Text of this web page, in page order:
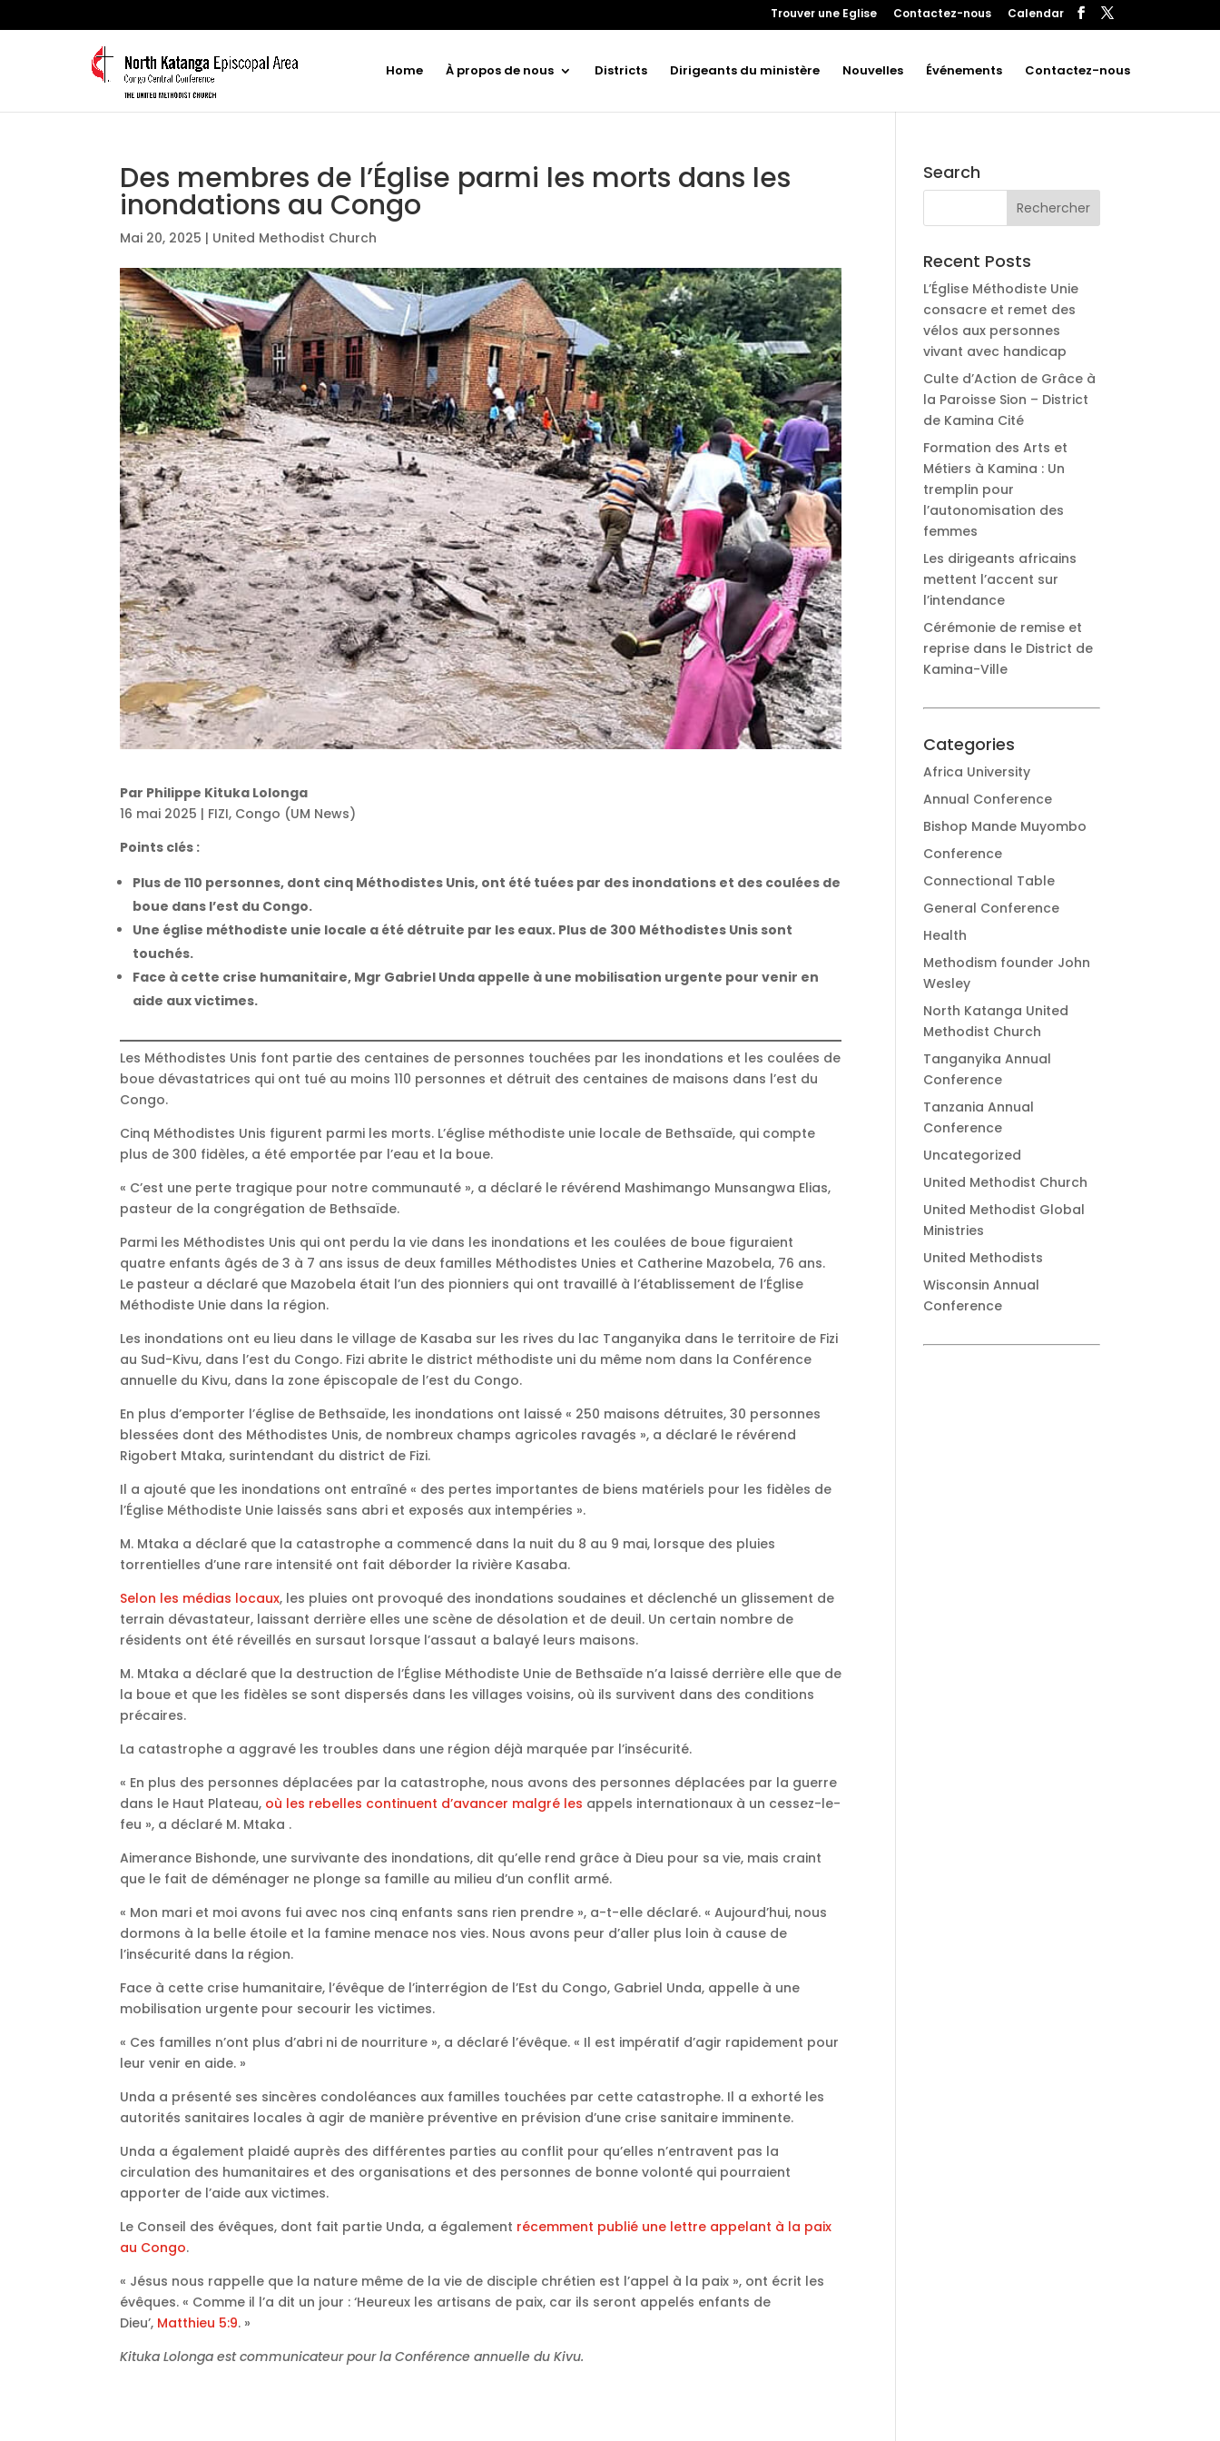
Trouver une Eglise Contactez-nous Calendar
Home À propos de nous Districts Dirigeants du ministère Nouvelles Événements Contactez-nous
Des membres de l’Église parmi les morts dans les
inondations au Congo
Mai 20, 2025 | United Methodist Church
Par Philippe Kituka Lolonga
16 mai 2025 | FIZI, Congo (UM News)
Points clés :
Plus de 110 personnes, dont cinq Méthodistes Unis, ont été tuées par des inondations et des coulées de
boue dans l’est du Congo.
Une église méthodiste unie locale a été détruite par les eaux. Plus de 300 Méthodistes Unis sont
touchés.
Face à cette crise humanitaire, Mgr Gabriel Unda appelle à une mobilisation urgente pour venir en
aide aux victimes.
Les Méthodistes Unis font partie des centaines de personnes touchées par les inondations et les coulées de
boue dévastatrices qui ont tué au moins 110 personnes et détruit des centaines de maisons dans l’est du
Congo.
Cinq Méthodistes Unis figurent parmi les morts. L’église méthodiste unie locale de Bethsaïde, qui compte
plus de 300 fidèles, a été emportée par l’eau et la boue.
« C’est une perte tragique pour notre communauté », a déclaré le révérend Mashimango Munsangwa Elias,
pasteur de la congrégation de Bethsaïde.
Parmi les Méthodistes Unis qui ont perdu la vie dans les inondations et les coulées de boue figuraient
quatre enfants âgés de 3 à 7 ans issus de deux familles Méthodistes Unies et Catherine Mazobela, 76 ans.
Le pasteur a déclaré que Mazobela était l’un des pionniers qui ont travaillé à l’établissement de l’Église
Méthodiste Unie dans la région.
Les inondations ont eu lieu dans le village de Kasaba sur les rives du lac Tanganyika dans le territoire de Fizi
au Sud-Kivu, dans l’est du Congo. Fizi abrite le district méthodiste uni du même nom dans la Conférence
annuelle du Kivu, dans la zone épiscopale de l’est du Congo.
En plus d’emporter l’église de Bethsaïde, les inondations ont laissé « 250 maisons détruites, 30 personnes
blessées dont des Méthodistes Unis, de nombreux champs agricoles ravagés », a déclaré le révérend
Rigobert Mtaka, surintendant du district de Fizi.
Il a ajouté que les inondations ont entraîné « des pertes importantes de biens matériels pour les fidèles de
l’Église Méthodiste Unie laissés sans abri et exposés aux intempéries ».
M. Mtaka a déclaré que la catastrophe a commencé dans la nuit du 8 au 9 mai, lorsque des pluies
torrentielles d’une rare intensité ont fait déborder la rivière Kasaba.
Selon les médias locaux, les pluies ont provoqué des inondations soudaines et déclenché un glissement de
terrain dévastateur, laissant derrière elles une scène de désolation et de deuil. Un certain nombre de
résidents ont été réveillés en sursaut lorsque l’assaut a balayé leurs maisons.
M. Mtaka a déclaré que la destruction de l’Église Méthodiste Unie de Bethsaïde n’a laissé derrière elle que de
la boue et que les fidèles se sont dispersés dans les villages voisins, où ils survivent dans des conditions
précaires.
La catastrophe a aggravé les troubles dans une région déjà marquée par l’insécurité.
« En plus des personnes déplacées par la catastrophe, nous avons des personnes déplacées par la guerre
dans le Haut Plateau, où les rebelles continuent d’avancer malgré les appels internationaux à un cessez-le-
feu », a déclaré M. Mtaka .
Aimerance Bishonde, une survivante des inondations, dit qu’elle rend grâce à Dieu pour sa vie, mais craint
que le fait de déménager ne plonge sa famille au milieu d’un conflit armé.
« Mon mari et moi avons fui avec nos cinq enfants sans rien prendre », a-t-elle déclaré. « Aujourd’hui, nous
dormons à la belle étoile et la famine menace nos vies. Nous avons peur d’aller plus loin à cause de
l’insécurité dans la région.
Face à cette crise humanitaire, l’évêque de l’interrégion de l’Est du Congo, Gabriel Unda, appelle à une
mobilisation urgente pour secourir les victimes.
« Ces familles n’ont plus d’abri ni de nourriture », a déclaré l’évêque. « Il est impératif d’agir rapidement pour
leur venir en aide. »
Unda a présenté ses sincères condoléances aux familles touchées par cette catastrophe. Il a exhorté les
autorités sanitaires locales à agir de manière préventive en prévision d’une crise sanitaire imminente.
Unda a également plaidé auprès des différentes parties au conflit pour qu’elles n’entravent pas la
circulation des humanitaires et des organisations et des personnes de bonne volonté qui pourraient
apporter de l’aide aux victimes.
Le Conseil des évêques, dont fait partie Unda, a également récemment publié une lettre appelant à la paix
au Congo.
« Jésus nous rappelle que la nature même de la vie de disciple chrétien est l’appel à la paix », ont écrit les
évêques. « Comme il l’a dit un jour : ‘Heureux les artisans de paix, car ils seront appelés enfants de
Dieu’, Matthieu 5:9. »
Kituka Lolonga est communicateur pour la Conférence annuelle du Kivu.
Search
Recent Posts
L’Église Méthodiste Unie
consacre et remet des
vélos aux personnes
vivant avec handicap
Culte d’Action de Grâce à
la Paroisse Sion – District
de Kamina Cité
Formation des Arts et
Métiers à Kamina : Un
tremplin pour
l’autonomisation des
femmes
Les dirigeants africains
mettent l’accent sur
l’intendance
Cérémonie de remise et
reprise dans le District de
Kamina-Ville
Categories
Africa University
Annual Conference
Bishop Mande Muyombo
Conference
Connectional Table
General Conference
Health
Methodism founder John
Wesley
North Katanga United
Methodist Church
Tanganyika Annual
Conference
Tanzania Annual
Conference
Uncategorized
United Methodist Church
United Methodist Global
Ministries
United Methodists
Wisconsin Annual
Conference